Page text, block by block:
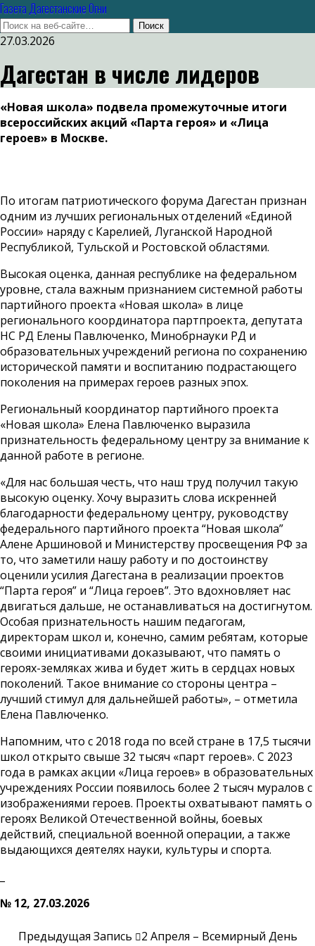
Газета Дагестанские Огни
27.03.2026
Дагестан в числе лидеров
«Новая школа» подвела промежуточные итоги
всероссийских акций «Парта героя» и «Лица
героев» в Москве.
По итогам патриотического форума Дагестан признан
одним из лучших региональных отделений «Единой
России» наряду с Карелией, Луганской Народной
Республикой, Тульской и Ростовской областями.
Высокая оценка, данная республике на федеральном
уровне, стала важным признанием системной работы
партийного проекта «Новая школа» в лице
регионального координатора партпроекта, депутата
НС РД Елены Павлюченко, Минобрнауки РД и
образовательных учреждений региона по сохранению
исторической памяти и воспитанию подрастающего
поколения на примерах героев разных эпох.
Региональный координатор партийного проекта
«Новая школа» Елена Павлюченко выразила
признательность федеральному центру за внимание к
данной работе в регионе.
«Для нас большая честь, что наш труд получил такую
высокую оценку. Хочу выразить слова искренней
благодарности федеральному центру, руководству
федерального партийного проекта “Новая школа”
Алене Аршиновой и Министерству просвещения РФ за
то, что заметили нашу работу и по достоинству
оценили усилия Дагестана в реализации проектов
“Парта героя” и “Лица героев”. Это вдохновляет нас
двигаться дальше, не останавливаться на достигнутом.
Особая признательность нашим педагогам,
директорам школ и, конечно, самим ребятам, которые
своими инициативами доказывают, что память о
героях-земляках жива и будет жить в сердцах новых
поколений. Такое внимание со стороны центра –
лучший стимул для дальнейшей работы», – отметила
Елена Павлюченко.
Напомним, что с 2018 года по всей стране в 17,5 тысячи
школ открыто свыше 32 тысяч «парт героев». С 2023
года в рамках акции «Лица героев» в образовательных
учреждениях России появилось более 2 тысяч муралов с
изображениями героев. Проекты охватывают память о
героях Великой Отечественной войны, боевых
действий, специальной военной операции, а также
выдающихся деятелях науки, культуры и спорта.
№ 12, 27.03.2026
Предыдущая Запись
2 Апреля – Всемирный День